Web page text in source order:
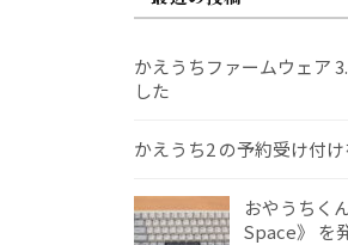
かえうちファームウェア
した
かえうち2 の予約受け付
おやうちく
Space》 を